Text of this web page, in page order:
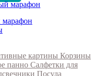
марафон
картины Корзины
панно Салфетки для
Посуда